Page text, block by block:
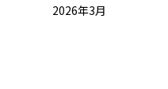
2026年3月